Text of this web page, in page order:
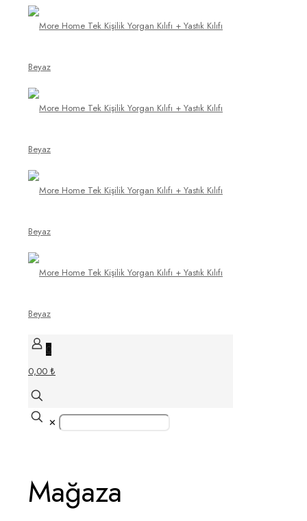
0
0,00 ₺
✕
Mağaza